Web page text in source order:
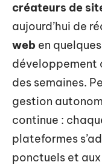
créateurs de
aujourd’hui de
web en
développement
des semaines.
gestion
continue :
plateformes
ponctuels et